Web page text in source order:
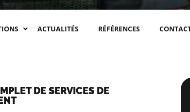
ACTUALITÉS RÉFÉRENCES
DE SERVICES DE